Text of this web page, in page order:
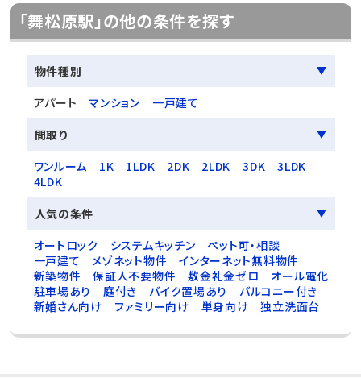
「舞松原駅」の他の条件を探す
物件種別
アパート
マンション
一戸建て
間取り
ワンルーム
1K 1LDK 2DK 2LDK 3DK
3LDK
4LDK
人気の条件
オートロック
システムキッチン
ペット可・相談
一戸建て
メゾネット物件
インターネット無料物件
新築物件
保証人不要物件 敷金礼金ゼロ
オール電化
駐車場あり
庭付き バイク置場あり
バルコニー付き
新婚さん向け
ファミリー向け 単身向け 独立洗面台